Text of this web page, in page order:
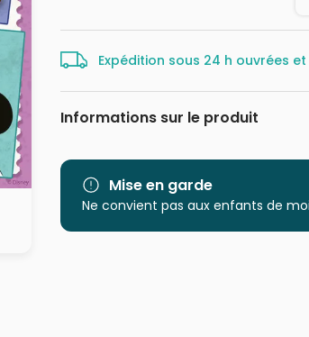
Expédition sous 24 h ouvrées
Informations sur le produit
Catégorie
Age
Mise en garde
Ne convient pas aux enfants de